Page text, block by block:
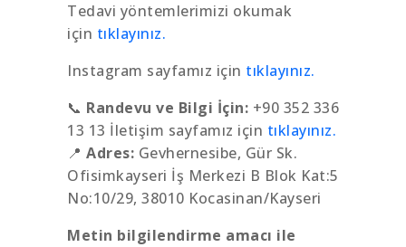
Tedavi yöntemlerimizi okumak
için tıklayınız.
Instagram sayfamız için tıklayınız.
📞 Randevu ve Bilgi İçin: +90 352 336
13 13 İletişim sayfamız için tıklayınız.
📍 Adres: Gevhernesibe, Gür Sk.
Ofisimkayseri İş Merkezi B Blok Kat:5
No:10/29, 38010 Kocasinan/Kayseri
Metin bilgilendirme amacı ile